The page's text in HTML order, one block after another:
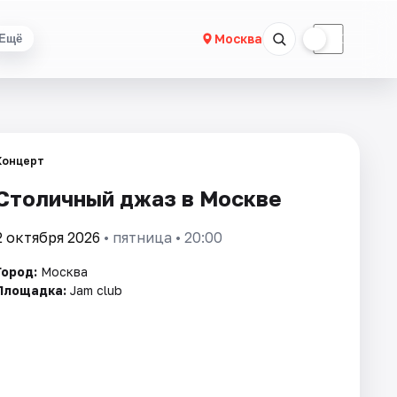
Москва ☾
джаз в Москве
октября 2026 • пятница • 20:00
Москва
Jam club